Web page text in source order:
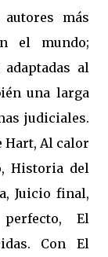
más
el mundo;
al
una larga
judiciales.
Hart, Al calor
Historia del
Juicio final,
El
Con El